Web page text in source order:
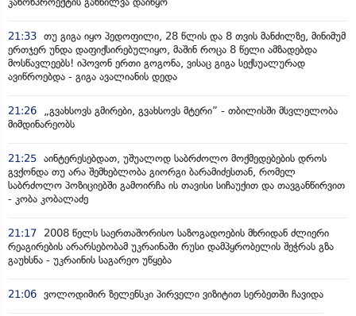
21:33 თუ გიგა იყო პედოფილი, 28 წლის და 8 თვის მანძილზე, მინიმუმ
ერთჯერ უნდა დაფიქსირებულიყო, მაშინ როცა 8 წელი ამზადებდა
მოსწავლეებს! იპოვონ ერთი გოგონა, ვისაც გიგა სექსუალურად
ავიწროებდა - გიგა ავალიანის დედა
21:26
„გვახსოვს გმირები, გვახსოვს მტერი” - თბილისში მსვლელობა
მიმდინარეობს
21:25 აინტერესებდათ, უშუალოდ საბრძოლო მოქმედებების დროს
გვქონდა თუ არა შემხებლობა გიორგი ბარამიძესთან, რომელ
საბრძოლო პოზიციებში გამოირჩა ის თავისი სიჩაუქით და თავგანწირვით
- კობა კობალაძე
21:17
2008 წელს საერთაშორისო საზოგადოების მხრიდან ძლიერი
რეაგირების არარსებობამ უკრაინაში რუსი დამპყრობელის შეჭრას გზა
გაუხსნა - უკრაინის საგარეო უწყება
21:06 ვოლოდიმირ ზელენსკი პირველი ვიზიტით სერბეთში ჩავიდა